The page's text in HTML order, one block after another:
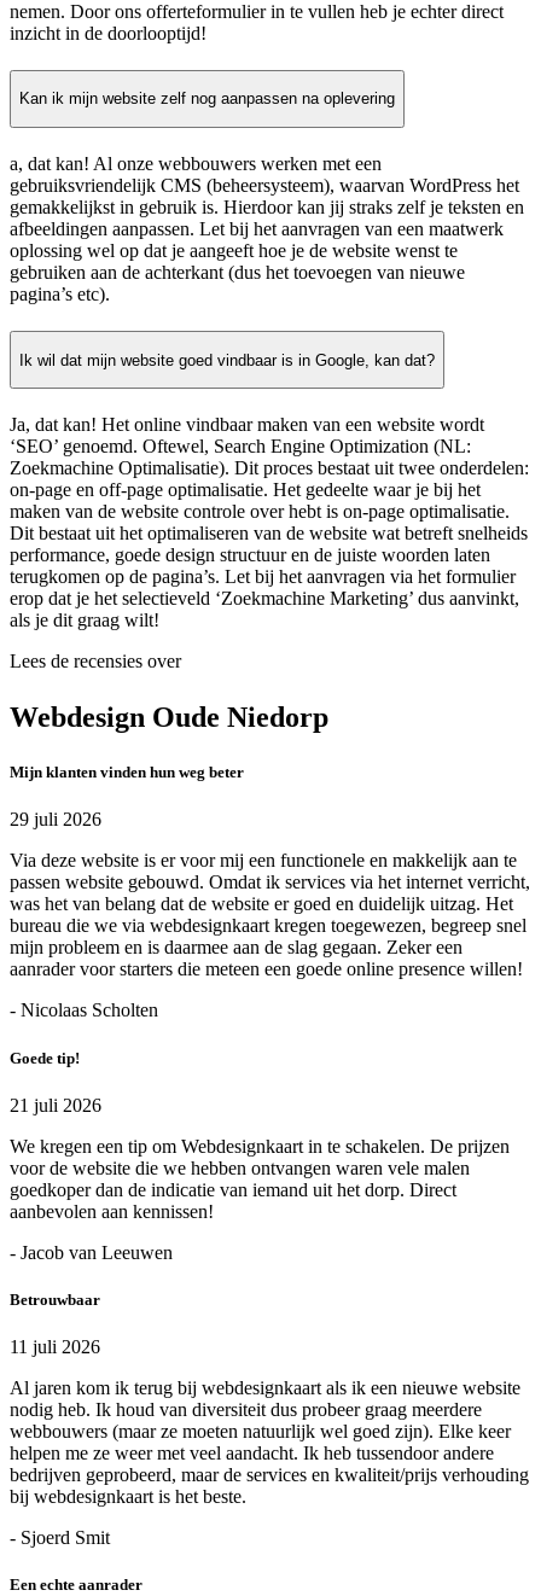
nemen. Door ons offerteformulier in te vullen heb je echter direct
inzicht in de doorlooptijd!
Kan ik mijn website zelf nog aanpassen na oplevering
a, dat kan! Al onze webbouwers werken met een
gebruiksvriendelijk CMS (beheersysteem), waarvan WordPress het
gemakkelijkst in gebruik is. Hierdoor kan jij straks zelf je teksten en
afbeeldingen aanpassen. Let bij het aanvragen van een maatwerk
oplossing wel op dat je aangeeft hoe je de website wenst te
gebruiken aan de achterkant (dus het toevoegen van nieuwe
pagina’s etc).
Ik wil dat mijn website goed vindbaar is in Google, kan dat?
Ja, dat kan! Het online vindbaar maken van een website wordt
‘SEO’ genoemd. Oftewel, Search Engine Optimization (NL:
Zoekmachine Optimalisatie). Dit proces bestaat uit twee onderdelen:
on-page en off-page optimalisatie. Het gedeelte waar je bij het
maken van de website controle over hebt is on-page optimalisatie.
Dit bestaat uit het optimaliseren van de website wat betreft snelheids
performance, goede design structuur en de juiste woorden laten
terugkomen op de pagina’s. Let bij het aanvragen via het formulier
erop dat je het selectieveld ‘Zoekmachine Marketing’ dus aanvinkt,
als je dit graag wilt!
Lees de recensies over
Webdesign Oude Niedorp
Mijn klanten vinden hun weg beter
29 juli 2026
Via deze website is er voor mij een functionele en makkelijk aan te
passen website gebouwd. Omdat ik services via het internet verricht,
was het van belang dat de website er goed en duidelijk uitzag. Het
bureau die we via webdesignkaart kregen toegewezen, begreep snel
mijn probleem en is daarmee aan de slag gegaan. Zeker een
aanrader voor starters die meteen een goede online presence willen!
- Nicolaas Scholten
Goede tip!
21 juli 2026
We kregen een tip om Webdesignkaart in te schakelen. De prijzen
voor de website die we hebben ontvangen waren vele malen
goedkoper dan de indicatie van iemand uit het dorp. Direct
aanbevolen aan kennissen!
- Jacob van Leeuwen
Betrouwbaar
11 juli 2026
Al jaren kom ik terug bij webdesignkaart als ik een nieuwe website
nodig heb. Ik houd van diversiteit dus probeer graag meerdere
webbouwers (maar ze moeten natuurlijk wel goed zijn). Elke keer
helpen me ze weer met veel aandacht. Ik heb tussendoor andere
bedrijven geprobeerd, maar de services en kwaliteit/prijs verhouding
bij webdesignkaart is het beste.
- Sjoerd Smit
Een echte aanrader